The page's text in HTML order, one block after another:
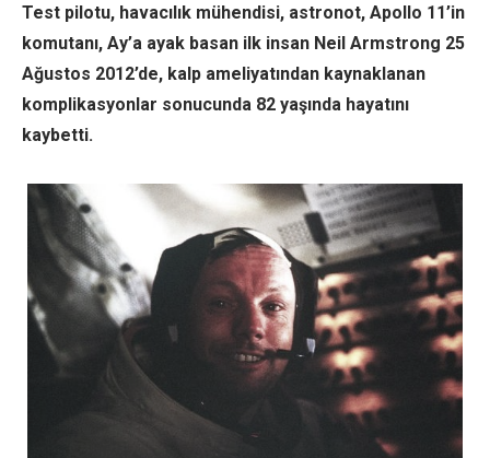
Test pilotu, havacılık mühendisi, astronot, Apollo 11’in
komutanı, Ay’a ayak basan ilk insan Neil Armstrong 25
Ağustos 2012’de, kalp ameliyatından kaynaklanan
komplikasyonlar sonucunda 82 yaşında hayatını
kaybetti.